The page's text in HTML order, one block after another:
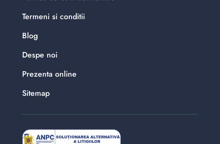
Termeni si conditii
Blog
Despe noi
Prezenta online
Sitemap